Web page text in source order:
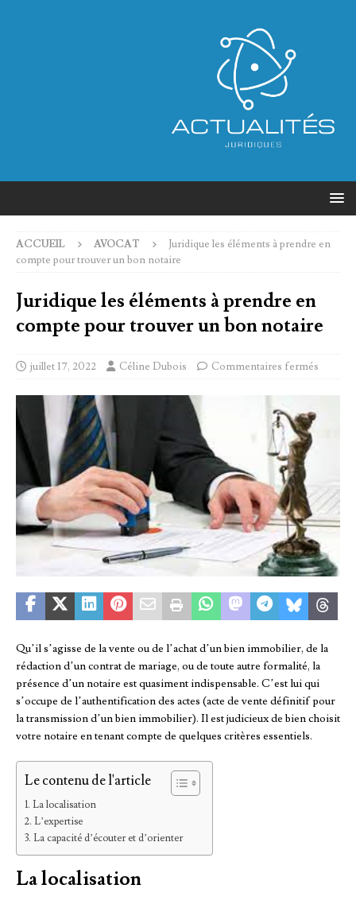
ACCUEIL AVOCAT
Juridique les éléments à prendre en
compte pour trouver un bon notaire
Juridique les éléments à prendre en
compte pour trouver un bon notaire
juillet 17, 2022 Céline Dubois Commentaires fermés
Qu’il s’agisse de la vente ou de l’achat d’un bien immobilier, de la
rédaction d’un contrat de mariage, ou de toute autre formalité, la
présence d’un notaire est quasiment indispensable. C’est lui qui
s’occupe de l’authentification des actes (acte de vente définitif pour
la transmission d’un bien immobilier). Il est judicieux de bien choisit
votre notaire en tenant compte de quelques critères essentiels.
Le contenu de l'article
La localisation
L’expertise
La capacité d’écouter et d’orienter
La localisation